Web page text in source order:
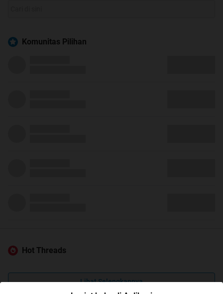
Komunitas Pilihan
Hot Threads
Lihat Selengkapnya